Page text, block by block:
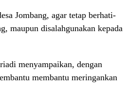
Jombang, agar tetap berhati-
maupun disalahgunakan kepada
menyampaikan, dengan
membantu meringankan